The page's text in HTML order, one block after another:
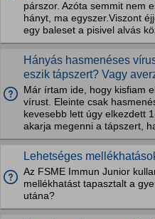
párszor. Azóta semmit nem
hányt, ma egyszer.Viszont
egy baleset a pisivel alvás
Hányás hasmenéses
eszik tápszert? Vagy
Már írtam ide, hogy kisfiam
vírust. Eleinte csak
kevesebb lett úgy elkezdett
akarja megenni a tápszert,
Lehetséges
Az FSME Immun Junior
mellékhatást tapasztalt a
utána?